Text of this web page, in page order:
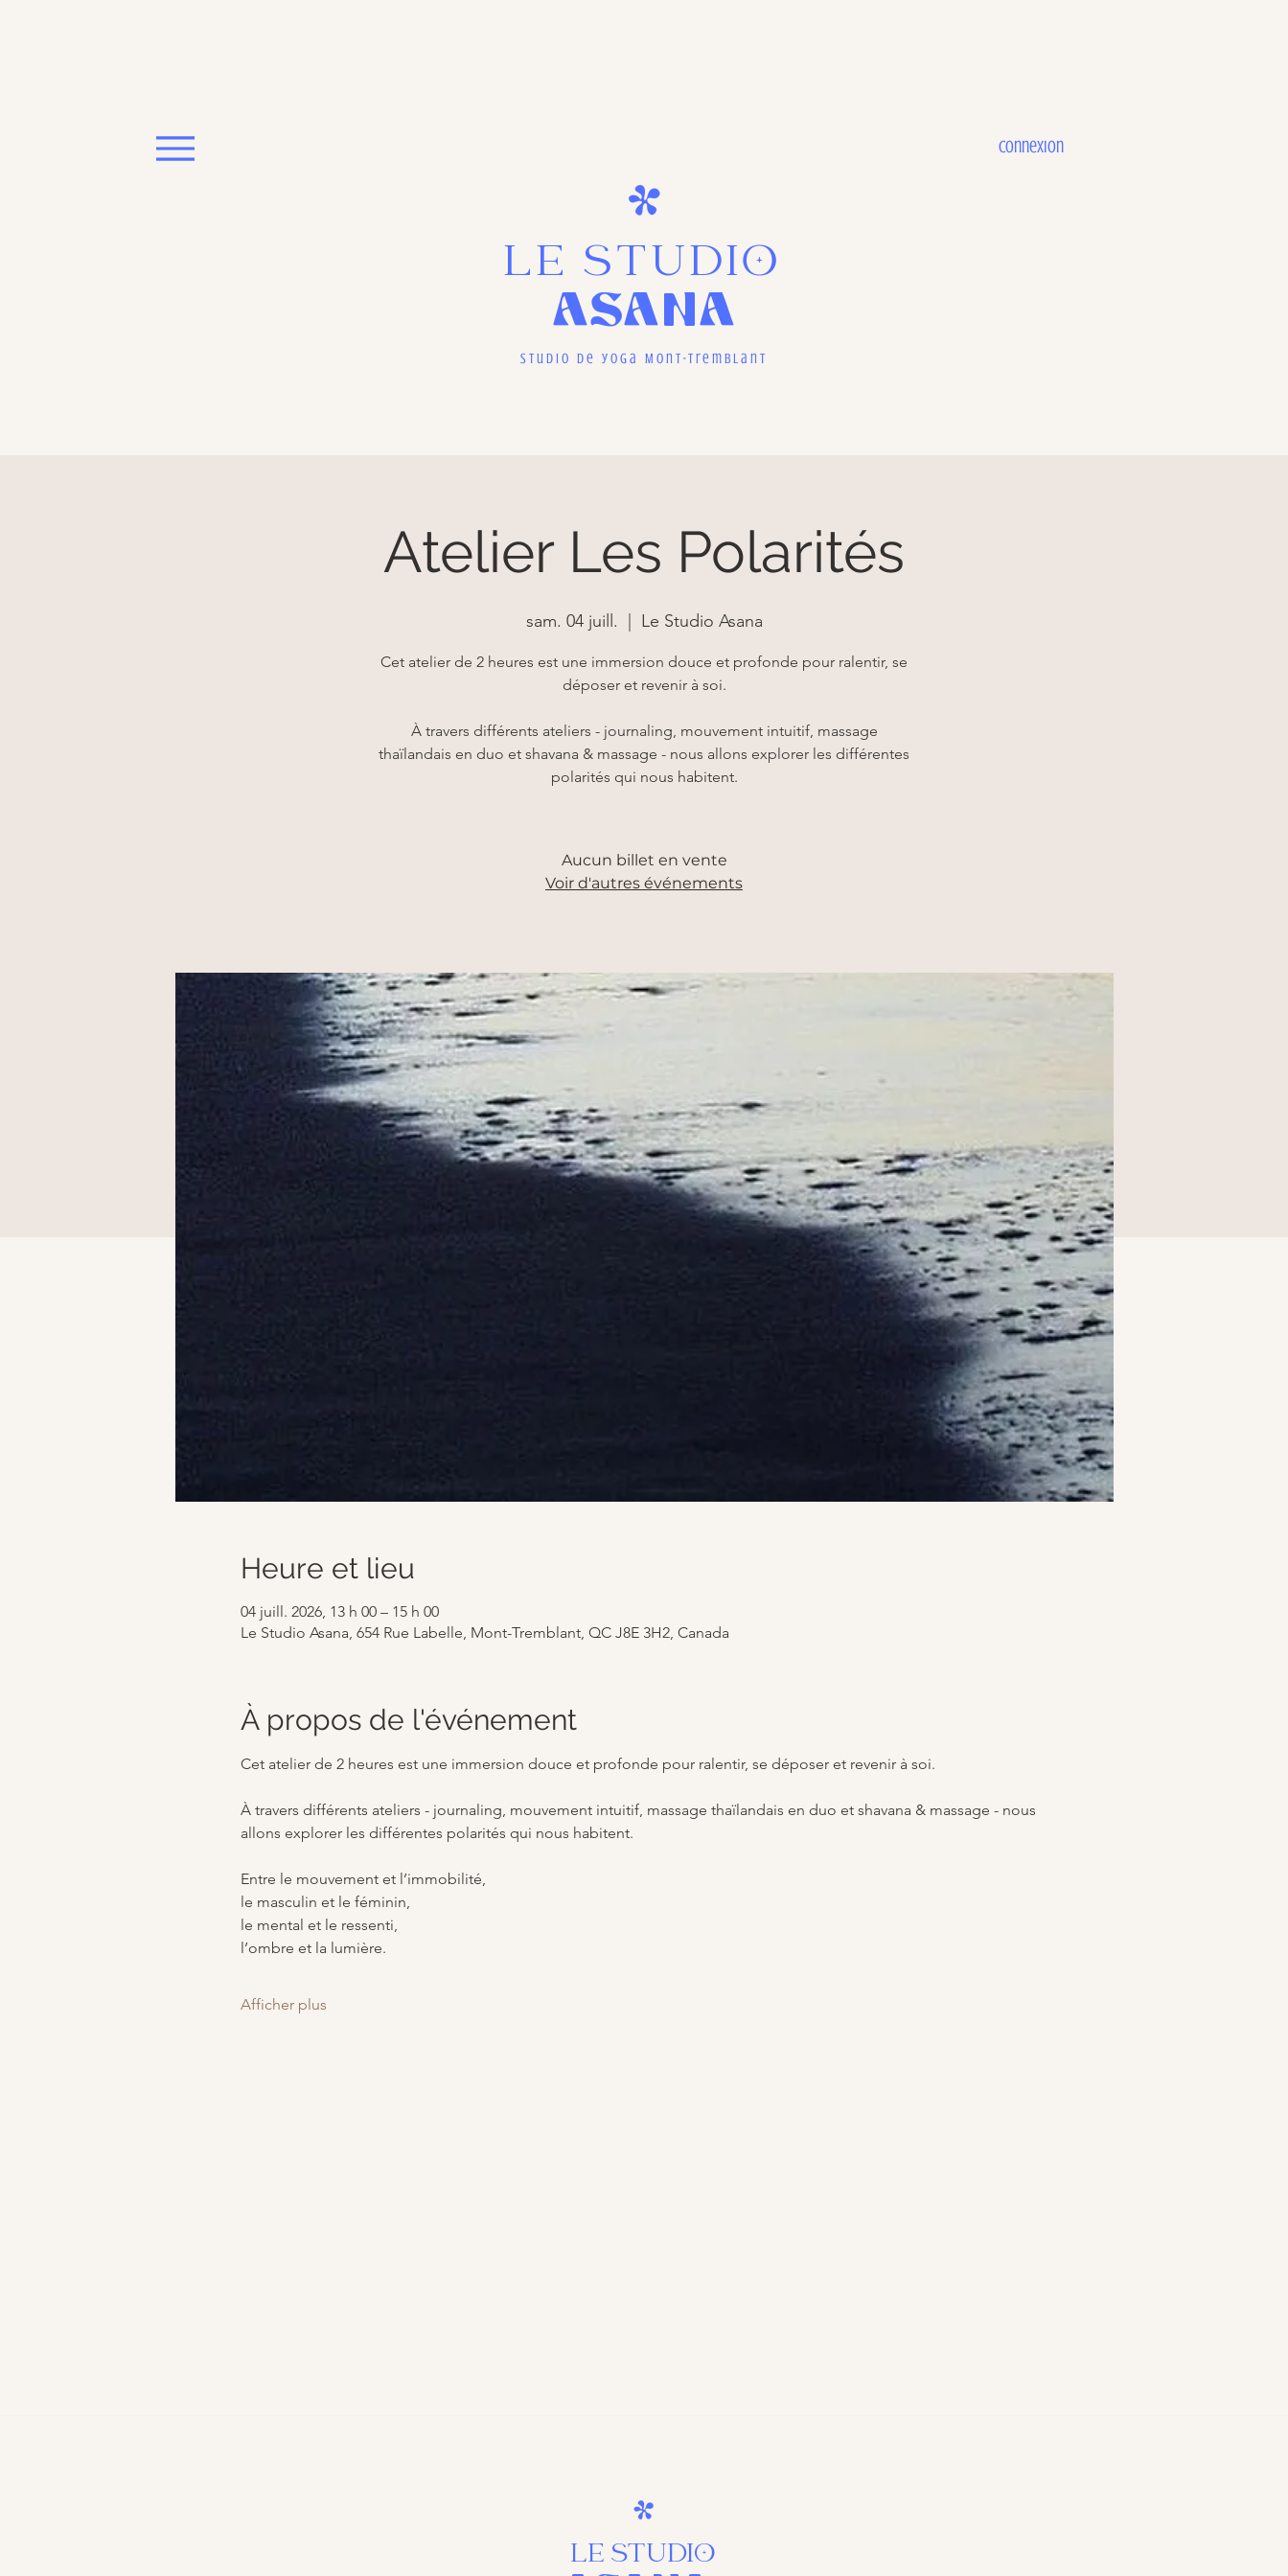
Connexion
LE STUDIO
ASANA
Studio de yoga Mont-Tremblant
Atelier Les Polarités
sam. 04 juill. Le Studio Asana
Cet atelier de 2 heures est une immersion douce et profonde pour ralentir, se
déposer et revenir à soi.
À travers différents ateliers - journaling, mouvement intuitif, massage
thaïlandais en duo et shavana & massage - nous allons explorer les différentes
polarités qui nous habitent.
Aucun billet en vente
Voir d'autres événements
Heure et lieu
04 juill. 2026, 13 h 00 – 15 h 00
Le Studio Asana, 654 Rue Labelle, Mont-Tremblant, QC J8E 3H2, Canada
À propos de l'événement
Cet atelier de 2 heures est une immersion douce et profonde pour ralentir, se déposer et revenir à soi.
À travers différents ateliers - journaling, mouvement intuitif, massage thaïlandais en duo et shavana & massage - nous
allons explorer les différentes polarités qui nous habitent.
Entre le mouvement et l’immobilité,
le masculin et le féminin,
le mental et le ressenti,
l’ombre et la lumière.
Afficher plus
LE STUDIO